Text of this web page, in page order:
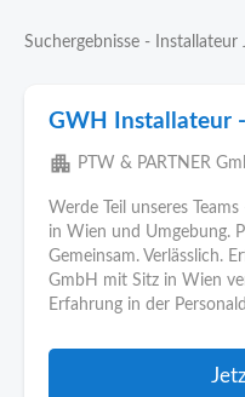
Suchergebnisse - Installateur
GWH Installateur
apartment PTW & PARTNER
Werde Teil unseres
in Wien und Umgebung.
Gemeinsam. Verlässlich.
GmbH mit Sitz in Wien
Erfahrung in der